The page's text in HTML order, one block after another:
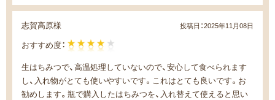
志賀高原様 投稿日：2025年11月08日
おすすめ度：
生はちみつで、高温処理していないので、安心して食べられます
し、入れ物がとても使いやすいです。これはとても良いです。お
勧めします。瓶で購入したはちみつを、入れ替えて使えると思い